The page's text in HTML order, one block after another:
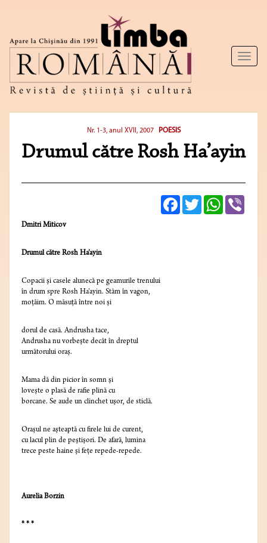
Toggle
Nr. 1-3, anul XVII, 2007 POESIS
Drumul către Rosh Ha’ayin
FacebookTwitterWhatsApp
Dmitri Miticov
Drumul către Rosh Ha’ayin
Copacii şi casele alunecă pe geamurile trenului
în drum spre Rosh Ha’ayin. Stăm în vagon,
moţăim. O măsuţă între noi şi
dorul de casă. Andrusha tace,
Andrusha nu vorbeşte decât în dreptul
următorului oraş.
Mama dă din picior în somn şi
loveşte o plasă de rafie plină cu
borcane. Se aude un clinchet uşor, de sticlă.
Oraşul ne aşteaptă cu firele lui de curent,
cu lacul plin de peştişori. De afară, lumina
trece peste haine şi feţe repede-repede.
Aurelia Borzin
* * *